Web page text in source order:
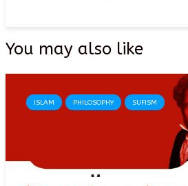
You may also like
ISLAM PHILOSOPHY SUFISM